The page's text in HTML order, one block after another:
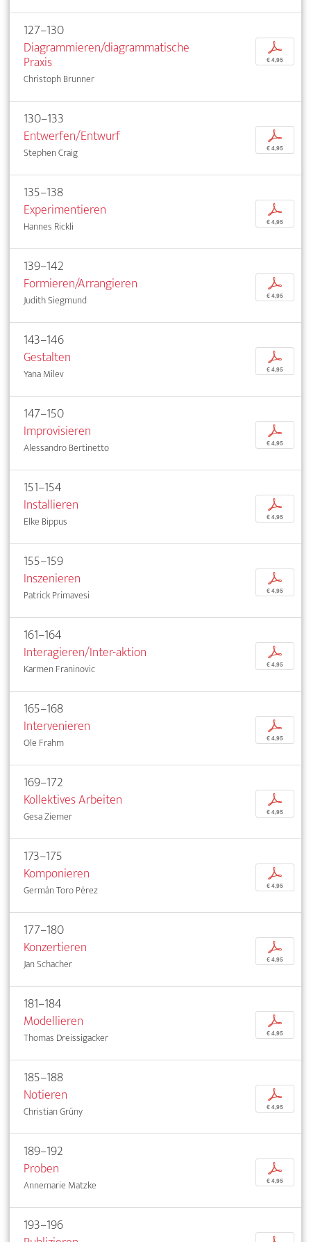
127–130
Diagrammieren/diagrammatische
Praxis
Christoph Brunner
p
€ 4,95
130–133
Entwerfen/Entwurf
Stephen Craig
p
€ 4,95
135–138
Experimentieren
Hannes Rickli
p
€ 4,95
139–142
Formieren/Arrangieren
Judith Siegmund
p
€ 4,95
143–146
Gestalten
Yana Milev
p
€ 4,95
147–150
Improvisieren
Alessandro Bertinetto
p
€ 4,95
151–154
Installieren
Elke Bippus
p
€ 4,95
155–159
Inszenieren
Patrick Primavesi
p
€ 4,95
161–164
Interagieren/Inter-aktion
Karmen Franinovic
p
€ 4,95
165–168
Intervenieren
Ole Frahm
p
€ 4,95
169–172
Kollektives Arbeiten
Gesa Ziemer
p
€ 4,95
173–175
Komponieren
Germán Toro Pérez
p
€ 4,95
177–180
Konzertieren
Jan Schacher
p
€ 4,95
181–184
Modellieren
Thomas Dreissigacker
p
€ 4,95
185–188
Notieren
Christian Grüny
p
€ 4,95
189–192
Proben
Annemarie Matzke
p
€ 4,95
193–196